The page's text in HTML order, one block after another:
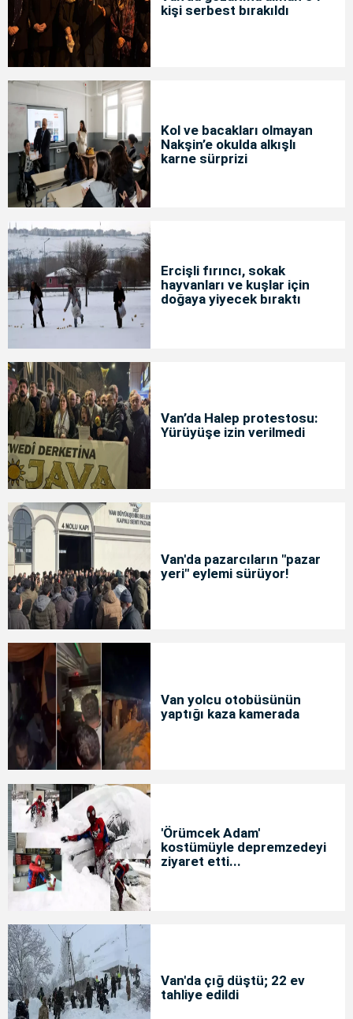
kişi serbest bırakıldı
Kol ve bacakları olmayan
Nakşin’e okulda alkışlı
karne sürprizi
Ercişli fırıncı, sokak
hayvanları ve kuşlar için
doğaya yiyecek bıraktı
Van’da Halep protestosu:
Yürüyüşe izin verilmedi
Van'da pazarcıların "pazar
yeri" eylemi sürüyor!
Van yolcu otobüsünün
yaptığı kaza kamerada
'Örümcek Adam'
kostümüyle depremzedeyi
ziyaret etti...
Van'da çığ düştü; 22 ev
tahliye edildi